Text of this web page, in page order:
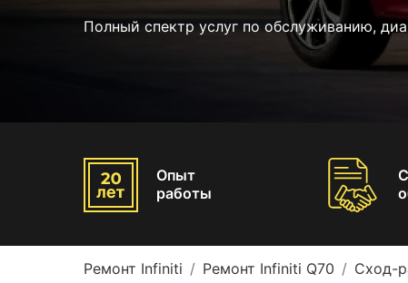
Полный спектр услуг по обслуживанию,
Опыт
работы
Ремонт Infiniti Ремонт Infiniti Q70 Сход-